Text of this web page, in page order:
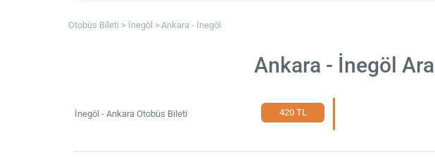
Otobüs Bileti İnegöl Ankara - İnegöl
Ankara - İnegöl
İnegöl - Ankara Otobüs Bileti 420 TL